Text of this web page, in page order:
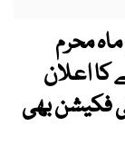
محرم
آنے کا اعلان
فکیشن بھی